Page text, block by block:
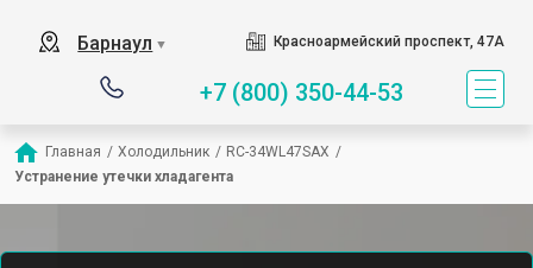
Барнаул ▼ Красноармейский проспект, 47А
+7 (800) 350-44-53
Главная / Холодильник / RС-34WL47SAX /
Устранение утечки хладагента